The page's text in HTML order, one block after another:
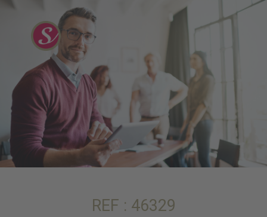
REF : 46329